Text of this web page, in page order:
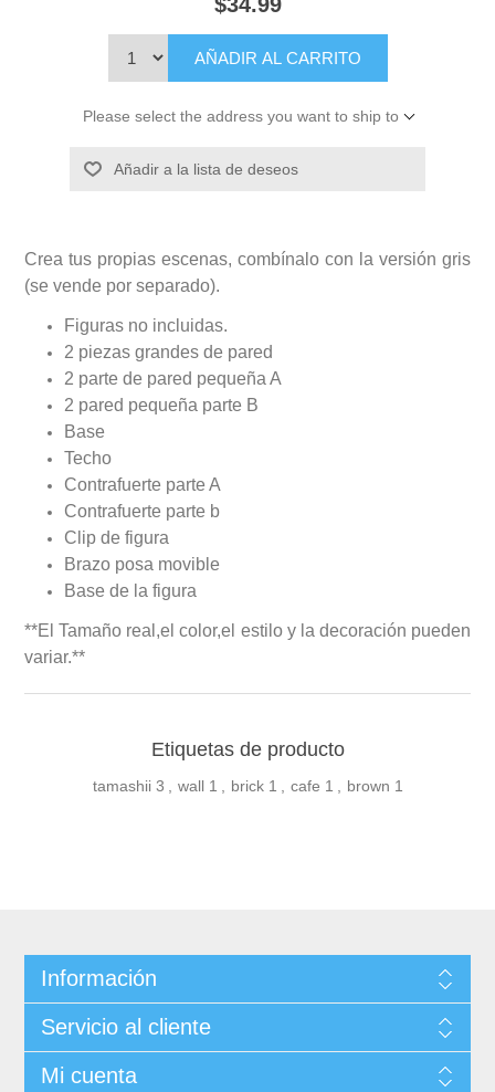
$34.99
AÑADIR AL CARRITO
Please select the address you want to ship to
Añadir a la lista de deseos
Crea tus propias escenas, combínalo con la versión gris
(se vende por separado).
Figuras no incluidas.
2 piezas grandes de pared
2 parte de pared pequeña A
2 pared pequeña parte B
Base
Techo
Contrafuerte parte A
Contrafuerte parte b
Clip de figura
Brazo posa movible
Base de la figura
**El Tamaño real,el color,el estilo y la decoración pueden
variar.**
Etiquetas de producto
tamashii 3 , wall 1 , brick 1 , cafe 1 , brown 1
Información
Servicio al cliente
Mi cuenta